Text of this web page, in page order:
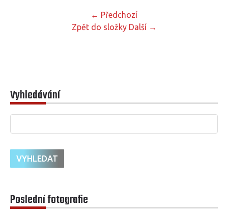
← Předchozí
Zpět do složky Další →
Vyhledávání
Poslední fotografie